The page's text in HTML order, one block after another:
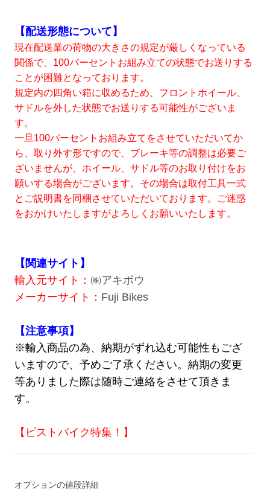
【配送形態について】
現在配送業の荷物の大きさの規定が厳しくなっている
関係で、100パーセントお組み立ての状態でお送りする
ことが困難となっております。
規定内の四角い箱に収めるため、フロントホイール、
サドルを外した状態でお送りする可能性がございま
す。
一旦100パーセントお組み立てをさせていただいてか
ら、取り外す形ですので、ブレーキ等の調整は必要ご
ざいませんが、ホイール、サドル等のお取り付けをお
願いする場合がございます。その場合は取付工具一式
とご説明書を同梱させていただいております。ご迷惑
をおかけいたしますがよろしくお願いいたします。
【関連サイト】
輸入元サイト：㈱アキボウ
メーカーサイト： Fuji Bikes
【注意事項】
※輸入商品の為、納期がずれ込む可能性もござ
いますので、予めご了承ください。納期の変更
等ありました際は随時ご連絡をさせて頂きま
す。
【ピストバイク特集！】
オプションの値段詳細